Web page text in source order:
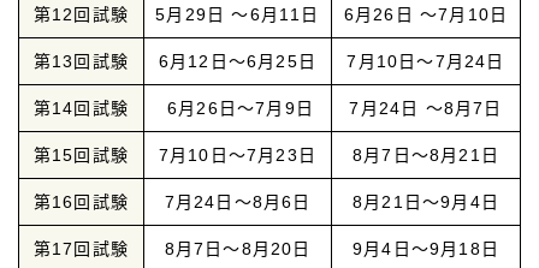
第12回試験 5月29日 ～6月11日 6月26日 ～7月10日
第13回試験 6月12日～6月25日 7月10日～7月24日
第14回試験 6月26日～7月9日 7月24日 ～8月7日
第15回試験 7月10日～7月23日 8月7日～8月21日
第16回試験 7月24日～8月6日 8月21日～9月4日
第17回試験 8月7日～8月20日 9月4日～9月18日